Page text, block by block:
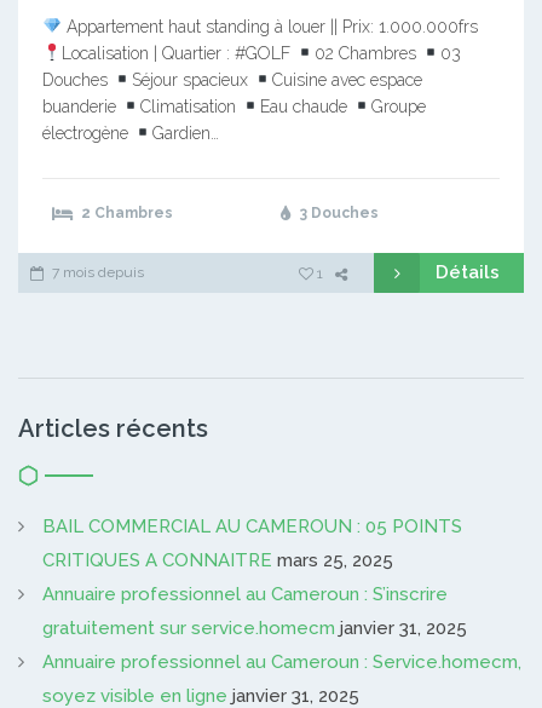
Appartement haut standing à louer || Prix: 1.000.000frs
Localisation | Quartier : #GOLF
02 Chambres
03
Douches
Séjour spacieux
Cuisine avec espace
buanderie
Climatisation Eau chaude
Groupe
électrogène
Gardien…
2 Chambres 3 Douches
7 mois depuis 1 Détails
Articles récents
BAIL COMMERCIAL AU CAMEROUN : 05 POINTS
CRITIQUES A CONNAITRE mars 25, 2025
Annuaire professionnel au Cameroun : S’inscrire
gratuitement sur service.homecm janvier 31, 2025
Annuaire professionnel au Cameroun : Service.homecm,
soyez visible en ligne janvier 31, 2025